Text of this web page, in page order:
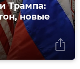
Трампа:
новые